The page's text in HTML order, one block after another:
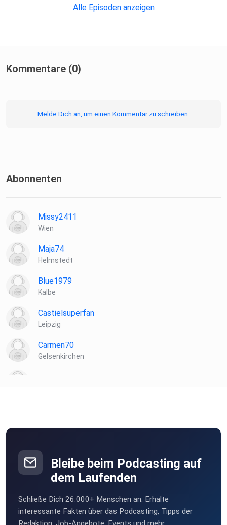
Alle Episoden anzeigen
Kommentare (0)
Melde Dich an, um einen Kommentar zu schreiben.
Abonnenten
Missy2411
Wien
Maja74
Helmstedt
Blue1979
Kalbe
Castielsuperfan
Leipzig
Carmen70
Gelsenkirchen
Sonianiania
Yerevan
Hockenheim
Bleibe beim Podcasting auf
dem Laufenden
Schließe Dich 26.000+ Menschen an. Erhalte
interessante Fakten über das Podcasting, Tipps der